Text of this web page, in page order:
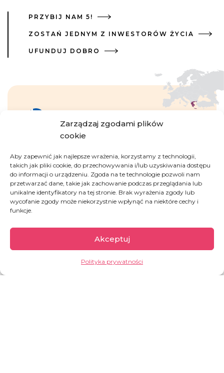
Zarządzaj zgodami plików
cookie
Aby zapewnić jak najlepsze wrażenia, korzystamy z technologii,
takich jak pliki cookie, do przechowywania i/lub uzyskiwania dostępu
do informacji o urządzeniu. Zgoda na te technologie pozwoli nam
przetwarzać dane, takie jak zachowanie podczas przeglądania lub
unikalne identyfikatory na tej stronie. Brak wyrażenia zgody lub
wycofanie zgody może niekorzystnie wpłynąć na niektóre cechy i
funkcje.
Akceptuj
Polityka prywatności
Grecja
W 2015 przez greckie wyspy przeszło 856 tys.
osób, a w 2017 i 2018 już tylko niecałe 30 tys.
(według UNHCR). Ale już 2019 rok przyniósł
wzrost – ponad 60 000 nowoprzybyłych.
Praktyka pokazuje, że na Lesbos można utknąć
na dobre kilka lat. Nikos i Katerina prowadzą na
uchodźca może poczuć się jak w domu i za
darmo zjeść posiłek.
PRZYBIJ NAM 5!
ZOSTAŃ JEDNYM Z INWESTORÓW ŻYCIA
UFUNDUJ DOBRO